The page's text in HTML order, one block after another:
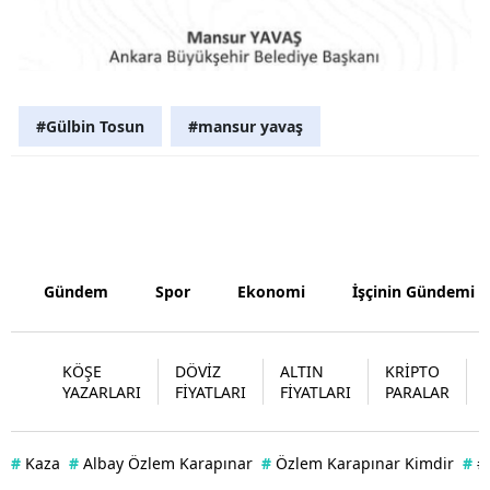
Şanlıurfa
#Gülbin Tosun #mansur yavaş
Gündem Spor Ekonomi İşçinin Gündemi
KÖŞE
YAZARLARI
DÖVİZ
FİYATLARI
ALTIN
FİYATLARI
KRİPTO
PARALAR
# Kaza # Albay Özlem Karapınar # Özlem Karapınar Kimdir #